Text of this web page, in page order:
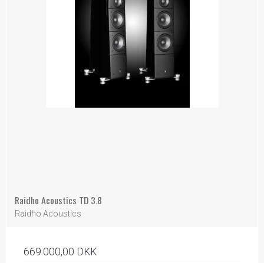
Raidho Acoustics TD 3.8
Raidho Acoustics
669.000,00 DKK